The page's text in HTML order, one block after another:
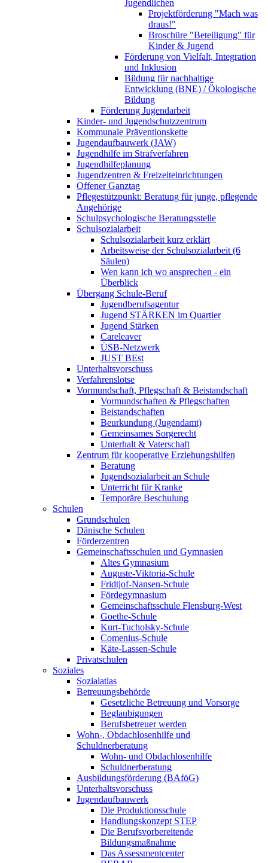
Jugendlichen
Projektförderung "Mach was
draus!"
Broschüre "Beteiligung" für
Kinder & Jugend
Förderung von Vielfalt, Integration
und Inklusion
Bildung für nachhaltige
Entwicklung (BNE) / Ökologische
Bildung
Förderung Jugendarbeit
Kinder- und Jugendschutzzentrum
Kommunale Präventionskette
Jugendaufbauwerk (JAW)
Jugendhilfe im Strafverfahren
Jugendhilfeplanung
Jugendzentren & Freizeiteinrichtungen
Offener Ganztag
Pflegestützpunkt: Beratung für junge, pflegende
Angehörige
Schulpsychologische Beratungsstelle
Schulsozialarbeit
Schulsozialarbeit kurz erklärt
Arbeitsweise der Schulsozialarbeit (6
Säulen)
Wen kann ich wo ansprechen - ein
Überblick
Übergang Schule-Beruf
Jugendberufsagentur
Jugend STÄRKEN im Quartier
Jugend Stärken
Careleaver
ÜSB-Netzwerk
JUST BEst
Unterhaltsvorschuss
Verfahrenslotse
Vormundschaft, Pflegschaft & Beistandschaft
Vormundschaften & Pflegschaften
Beistandschaften
Beurkundung (Jugendamt)
Gemeinsames Sorgerecht
Unterhalt & Vaterschaft
Zentrum für kooperative Erziehungshilfen
Beratung
Jugendsozialarbeit an Schule
Unterricht für Kranke
Temporäre Beschulung
Schulen
Grundschulen
Dänische Schulen
Förderzentren
Gemeinschaftsschulen und Gymnasien
Altes Gymnasium
Auguste-Viktoria-Schule
Fridtjof-Nansen-Schule
Fördegymnasium
Gemeinschaftsschule Flensburg-West
Goethe-Schule
Kurt-Tucholsky-Schule
Comenius-Schule
Käte-Lassen-Schule
Privatschulen
Soziales
Sozialatlas
Betreuungsbehörde
Gesetzliche Betreuung und Vorsorge
Beglaubigungen
Berufsbetreuer werden
Wohn-, Obdachlosenhilfe und
Schuldnerberatung
Wohn- und Obdachlosenhilfe
Schuldnerberatung
Ausbildungsförderung (BAföG)
Unterhaltsvorschuss
Jugendaufbauwerk
Die Produktionsschule
Handlungskonzept STEP
Die Berufsvorbereitende
Bildungsmaßnahme
Das Assessmentcenter